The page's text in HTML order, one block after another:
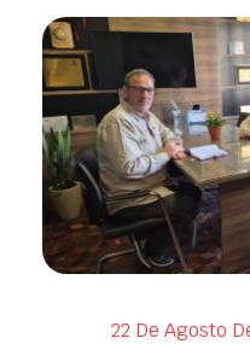
22 De Agosto